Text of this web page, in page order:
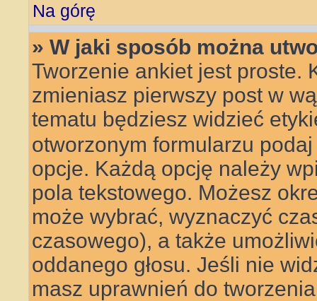
Na górę
» W jaki sposób można
Tworzenie ankiet jest proste.
zmieniasz pierwszy post w
tematu będziesz widzieć
otworzonym formularzu
opcje. Każdą opcję należy
pola tekstowego. Możesz
może wybrać, wyznaczyć
czasowego), a także
oddanego głosu. Jeśli nie
masz uprawnień do